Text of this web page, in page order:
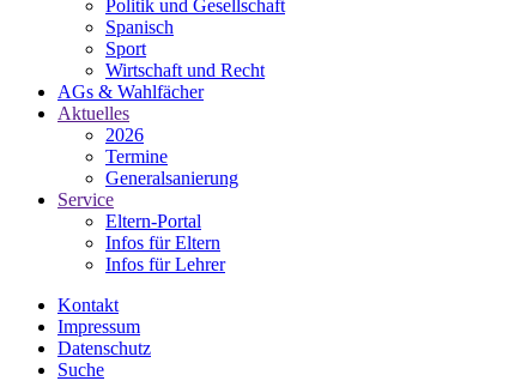
Politik und Gesellschaft
Spanisch
Sport
Wirtschaft und Recht
AGs & Wahlfächer
Aktuelles
2026
Termine
Generalsanierung
Service
Eltern-Portal
Infos für Eltern
Infos für Lehrer
Kontakt
Impressum
Datenschutz
Suche